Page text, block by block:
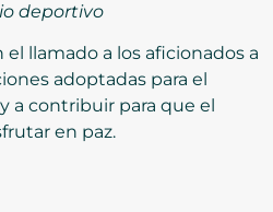
deportivo
llamado a los aficionados a
adoptadas para el
a contribuir para que el
en paz.